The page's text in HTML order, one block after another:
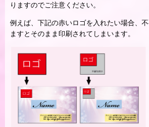
りますのでご注意ください。
例えば、下記の赤いロゴを入れたい場合、
ますとそのまま印刷されてしまいます。